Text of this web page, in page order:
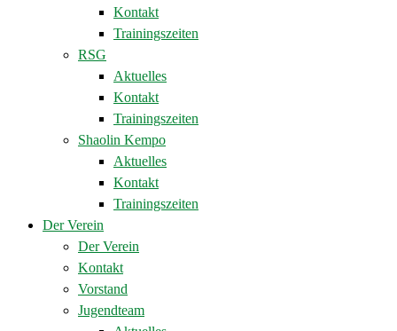
Kontakt
Trainingszeiten
RSG
Aktuelles
Kontakt
Trainingszeiten
Shaolin Kempo
Aktuelles
Kontakt
Trainingszeiten
Der Verein
Der Verein
Kontakt
Vorstand
Jugendteam